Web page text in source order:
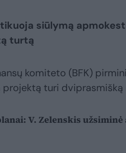
siūlymą
turtą
komiteto (BFK)
projektą turi dviprasmišką
V. Zelenskis